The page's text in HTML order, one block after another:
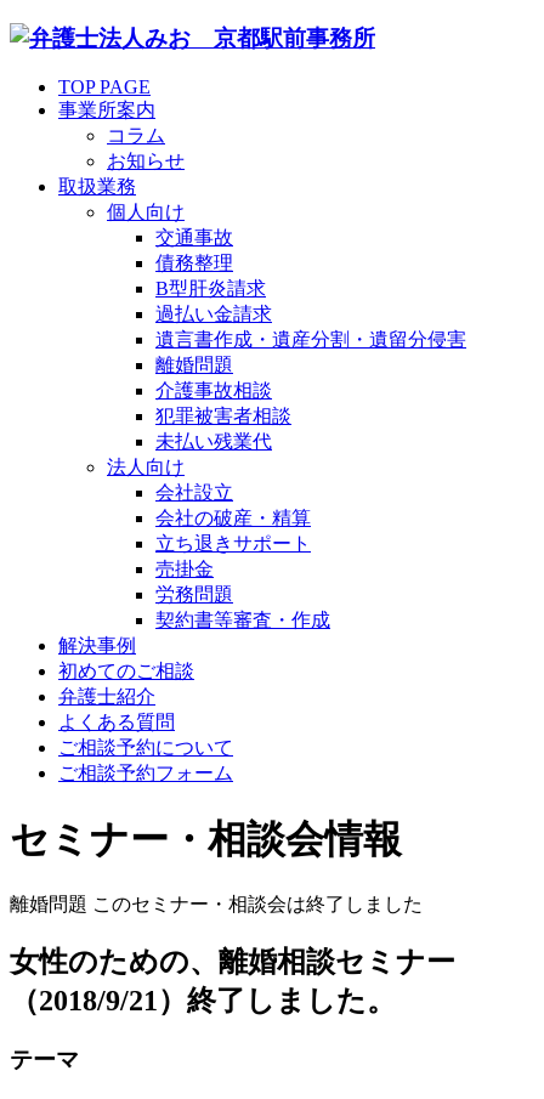
TOP PAGE
事業所案内
コラム
お知らせ
取扱業務
個人向け
交通事故
債務整理
B型肝炎請求
過払い金請求
遺言書作成・遺産分割・遺留分侵害
離婚問題
介護事故相談
犯罪被害者相談
未払い残業代
法人向け
会社設立
会社の破産・精算
立ち退きサポート
売掛金
労務問題
契約書等審査・作成
解決事例
初めてのご相談
弁護士紹介
よくある質問
ご相談予約について
ご相談予約フォーム
セミナー・相談会情報
離婚問題 このセミナー・相談会は終了しました
女性のための、離婚相談セミナー
（2018/9/21）終了しました。
テーマ